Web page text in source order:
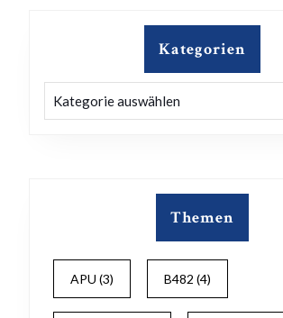
Kategorien
Themen
APU (3) B482 (4)